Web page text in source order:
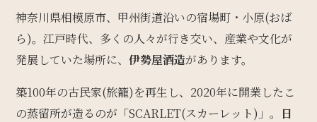
神奈川県相模原市、甲州街道沿いの宿場町・小原(おば
ら)。江戸時代、多くの人々が行き交い、産業や文化が
発展していた場所に、伊勢屋酒造があります。
築100年の古民家(旅籠)を再生し、2020年に開業したこ
の蒸留所が造るのが「SCARLET(スカーレット)」。
日